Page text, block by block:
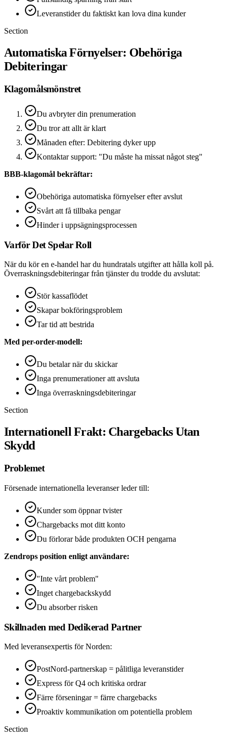
Leveranstider du faktiskt kan lova dina kunder
Section
Automatiska Förnyelser: Obehöriga
Debiteringar
Klagomålsmönstret
Du avbryter din prenumeration
Du tror att allt är klart
Månaden efter: Debitering dyker upp
Kontaktar support: "Du måste ha missat något steg"
BBB-klagomål bekräftar:
Obehöriga automatiska förnyelser efter avslut
Svårt att få tillbaka pengar
Hinder i uppsägningsprocessen
Varför Det Spelar Roll
När du kör en e-handel har du hundratals utgifter att hålla koll på.
Överraskningsdebiteringar från tjänster du trodde du avslutat:
Stör kassaflödet
Skapar bokföringsproblem
Tar tid att bestrida
Med per-order-modell:
Du betalar när du skickar
Inga prenumerationer att avsluta
Inga överraskningsdebiteringar
Section
Internationell Frakt: Chargebacks Utan
Skydd
Problemet
Försenade internationella leveranser leder till:
Kunder som öppnar tvister
Chargebacks mot ditt konto
Du förlorar både produkten OCH pengarna
Zendrops position enligt användare:
"Inte vårt problem"
Inget chargebackskydd
Du absorber risken
Skillnaden med Dedikerad Partner
Med leveransexpertis för Norden:
PostNord-partnerskap = pålitliga leveranstider
Express för Q4 och kritiska ordrar
Färre förseningar = färre chargebacks
Proaktiv kommunikation om potentiella problem
Section